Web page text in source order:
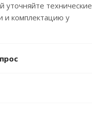
уточняйте технические
и комплектацию у